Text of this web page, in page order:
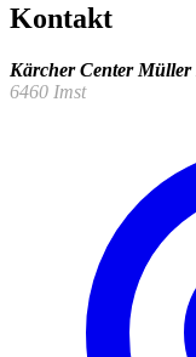
Kontakt
Kärcher Center Müller
6460 Imst